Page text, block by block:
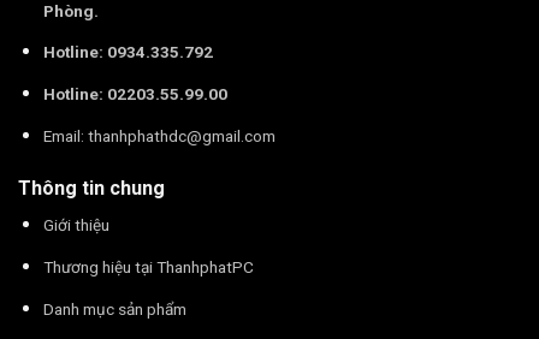
Phòng.
Hotline: 0934.335.792
Hotline: 02203.55.99.00
Email: thanhphathdc@gmail.com
Thông tin chung
Giới thiệu
Thương hiệu tại ThanhphatPC
Danh mục sản phẩm